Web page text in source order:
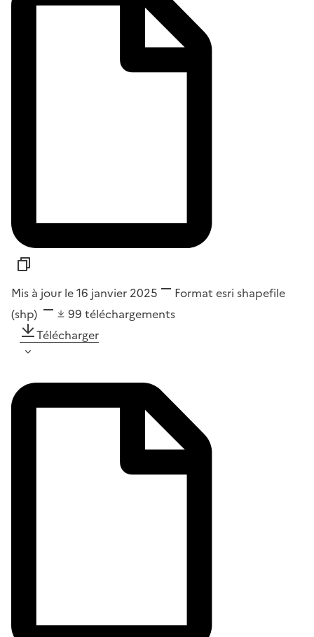
Mis à jour le 16 janvier 2025 Format esri shapefile
(shp)
99 téléchargements
Télécharger